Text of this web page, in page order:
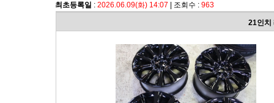
최초등록일 :2026.06.09(화) 14:07 | 조회수 :963
21인치